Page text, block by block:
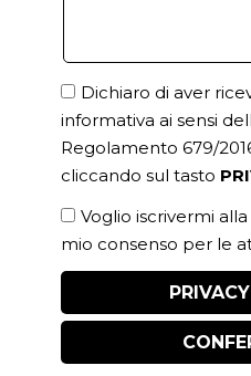
Dichiaro di aver
informativa ai sensi
Regolamento 679/
cliccando sul tasto
Voglio iscrivermi
mio consenso per le